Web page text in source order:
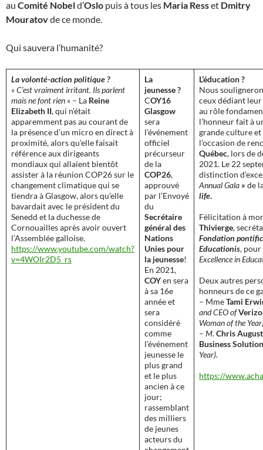
au Comité Nobeld’Oslo puis à tous les Maria Resset Dmitry
Mouratovde ce monde.
Qui sauvera l’humanité?
La volonté-action politique ?
« C’est vraiment irritant. Ils parlent
mais ne font rien » – La Reine
Elizabeth II, qui n’était
apparemment pas au courant de
la présence d’un micro en direct à
proximité, alors qu’elle faisait
référence aux dirigeants
mondiaux qui allaient bientôt
assister à la réunion COP26 sur le
changement climatique qui se
tiendra à Glasgow, alors qu’elle
bavardait avec le président du
Senedd et la duchesse de
Cornouailles après avoir ouvert
l’Assemblée galloise.
https://www.youtube.com/watch?
v=4WOIr2D5_rs
La
jeunesse ?
COY16
Glasgow
sera
l’événement
officiel
précurseur
de la
COP26,
approuvé
par l’Envoyé
du
Secrétaire
général des
Nations
Unies pour
la jeunesse!
En 2021,
COYen sera
à sa 16e
année et
sera
considéré
comme
l’événement
jeunesse le
plus grand
et le plus
ancien à ce
jour;
rassemblant
des milliers
de jeunes
acteurs du
L’éducation ?
Nous
ceux dédiant leur
au rôle
l’honneur fait à
grande culture et
l’occasion de
Québec, lors de
2021. Le 22
distinction
Annual Gala » de
life.
Félicitation à
Thivierge,
Fondation
Educationis, pour
Excellence in
Deux autres
honneurs de ce
– MmeTami
and CEO of
Woman of the
– M. Chris
Business
Year).
https://